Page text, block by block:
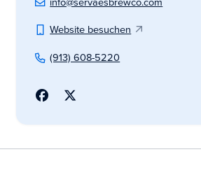
Website besuchen
(913) 608-5220